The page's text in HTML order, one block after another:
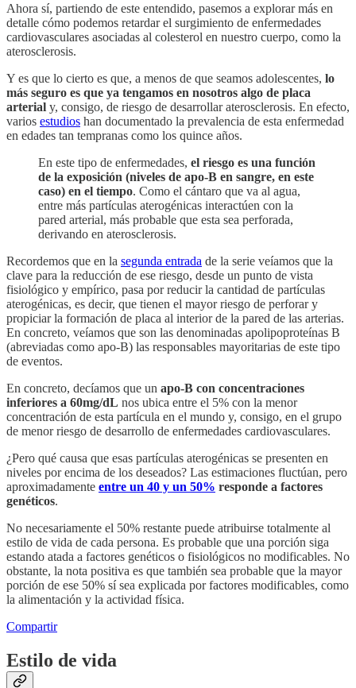
Ahora sí, partiendo de este entendido, pasemos a explorar más en
detalle cómo podemos retardar el surgimiento de enfermedades
cardiovasculares asociadas al colesterol en nuestro cuerpo, como la
aterosclerosis.
Y es que lo cierto es que, a menos de que seamos adolescentes, lo
más seguro es que ya tengamos en nosotros algo de placa
arterial y, consigo, de riesgo de desarrollar aterosclerosis. En efecto,
varios estudios han documentado la prevalencia de esta enfermedad
en edades tan tempranas como los quince años.
En este tipo de enfermedades, el riesgo es una función
de la exposición (niveles de apo-B en sangre, en este
caso) en el tiempo. Como el cántaro que va al agua,
entre más partículas aterogénicas interactúen con la
pared arterial, más probable que esta sea perforada,
derivando en aterosclerosis.
Recordemos que en la segunda entrada de la serie veíamos que la
clave para la reducción de ese riesgo, desde un punto de vista
fisiológico y empírico, pasa por reducir la cantidad de partículas
aterogénicas, es decir, que tienen el mayor riesgo de perforar y
propiciar la formación de placa al interior de la pared de las arterias.
En concreto, veíamos que son las denominadas apolipoproteínas B
(abreviadas como apo-B) las responsables mayoritarias de este tipo
de eventos.
En concreto, decíamos que un apo-B con concentraciones
inferiores a 60mg/dL nos ubica entre el 5% con la menor
concentración de esta partícula en el mundo y, consigo, en el grupo
de menor riesgo de desarrollo de enfermedades cardiovasculares.
¿Pero qué causa que esas partículas aterogénicas se presenten en
niveles por encima de los deseados? Las estimaciones fluctúan, pero
aproximadamente entre un 40 y un 50% responde a factores
genéticos.
No necesariamente el 50% restante puede atribuirse totalmente al
estilo de vida de cada persona. Es probable que una porción siga
estando atada a factores genéticos o fisiológicos no modificables. No
obstante, la nota positiva es que también sea probable que la mayor
porción de ese 50% sí sea explicada por factores modificables, como
la alimentación y la actividad física.
Compartir
Estilo de vida